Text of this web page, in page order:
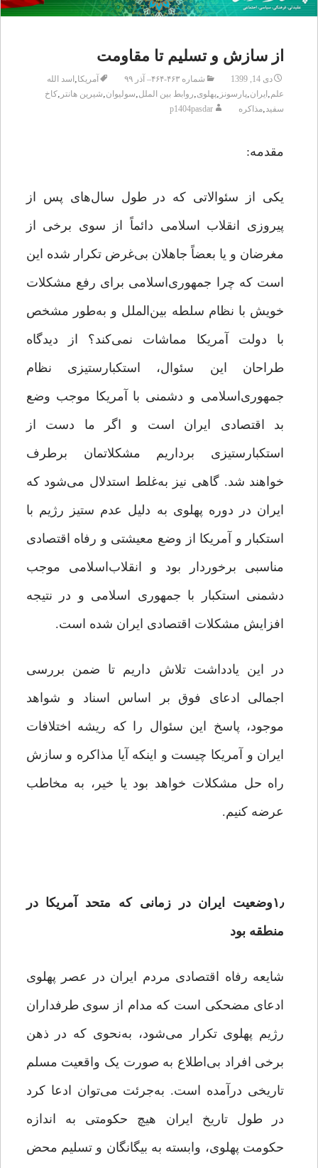
از سازش و تسلیم تا مقاومت
دی 14, 1399 شماره ۴۶۳-۴۶۴– آذر ۹۹ آمریکا, اسد الله
علم, ایران,پارسونز ,پهلوی,روابط بین الملل,سولیوان,شیرین هانتر ,کاخ
سفید,مذاکره p1404pasdar
مقدمه:
یکی از سئوالاتی که در طول سال‌های پس از
پیروزی انقلاب ‌اسلامی دائماً از سوی برخی از
مغرضان و یا بعضاً جاهلان بی‌غرض تکرار شده این
است که چرا جمهوری‌اسلامی برای رفع مشکلات
خویش با نظام سلطه بین‌الملل و به‌طور مشخص
با دولت آمریکا مماشات نمی‌کند؟ از دیدگاه
طراحان این سئوال، استکبارستیزی نظام
جمهوری‌اسلامی و دشمنی با آمریکا موجب وضع
بد اقتصادی ایران است و اگر ما دست از
استکبارستیزی برداریم مشکلاتمان برطرف
خواهند شد. گاهی نیز به‌غلط استدلال می‌شود که
ایران در دوره پهلوی به دلیل عدم ‌ستیز رژیم با
استکبار و آمریکا از وضع معیشتی و رفاه اقتصادی
مناسبی برخوردار بود و انقلاب‌اسلامی موجب
دشمنی استکبار با جمهوری اسلامی و در نتیجه
افزایش مشکلات اقتصادی ایران شده است.
در این یادداشت تلاش داریم تا ضمن بررسی
اجمالی ادعای فوق بر اساس اسناد و شواهد
موجود، پاسخ این سئوال را که ریشه اختلافات
ایران و آمریکا چیست و اینکه آیا مذاکره و سازش
راه حل مشکلات خواهد بود یا خیر، به مخاطب
عرضه کنیم.
۱٫وضعیت ایران در زمانی که متحد آمریکا در
منطقه بود
شایعه رفاه اقتصادی مردم ایران در عصر پهلوی
ادعای مضحکی است که مدام از سوی طرفداران
رژیم پهلوی تکرار می‌شود، به‌نحوی که در ذهن
برخی افراد بی‌اطلاع به صورت یک واقعیت مسلم
تاریخی درآمده است. به‌جرئت می‌توان ادعا کرد
در طول تاریخ ایران هیچ حکومتی به اندازه
حکومت پهلوی، وابسته به بیگانگان و تسلیم محض